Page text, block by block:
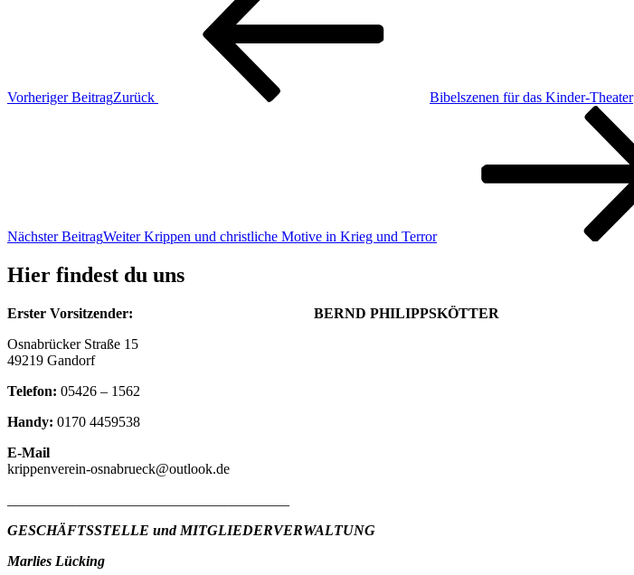
Vorheriger BeitragZurück Bibelszenen für das Kinder-Theater
Nächster BeitragWeiter Krippen und christliche Motive in Krieg und Terror
Hier findest du uns
Erster Vorsitzender: BERND PHILIPPSKÖTTER
Osnabrücker Straße 15
49219 Gandorf
Telefon: 05426 – 1562
Handy: 0170 4459538
E-Mail
krippenverein-osnabrueck@outlook.de
GESCHÄFTSSTELLE und MITGLIEDERVERWALTUNG
Marlies Lücking